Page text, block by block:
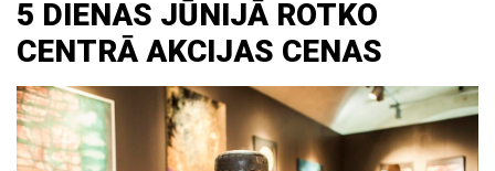
5 DIENAS JŪNIJĀ ROTKO
CENTRĀ AKCIJAS CENAS